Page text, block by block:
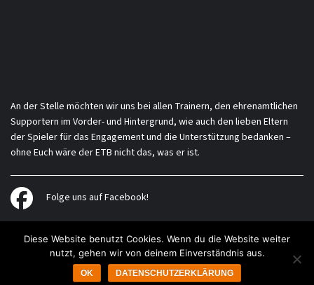
An der Stelle möchten wir uns bei allen Trainern, den ehrenamtlichen
Supportern im Vorder- und Hintergrund, wie auch den lieben Eltern
der Spieler für das Engagement und die Unterstützung bedanken –
ohne Euch wäre der ETB nicht das, was er ist.
Folge uns auf Facebook!
Impressum Datenschutzerklärung Kontakt
Diese Website benutzt Cookies. Wenn du die Website weiter
nutzt, gehen wir von deinem Einverständnis aus.
OK DATENSCHUTZERKLÄRUNG